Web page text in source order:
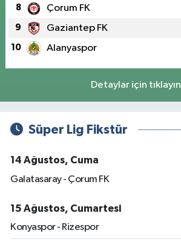
8 Çorum FK
9 Gaziantep FK
10 Alanyaspor
Detaylar için tıklayın
Süper Lig Fikstür
14 Ağustos, Cuma
Galatasaray - Çorum FK
15 Ağustos, Cumartesi
Konyaspor - Rizespor